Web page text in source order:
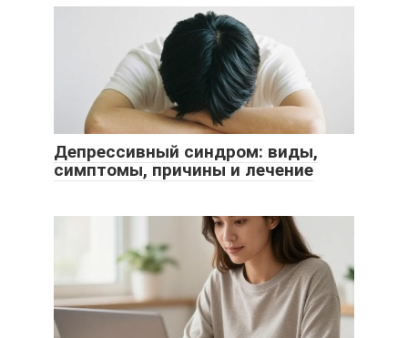
Депрессивный синдром: виды,
симптомы, причины и лечение